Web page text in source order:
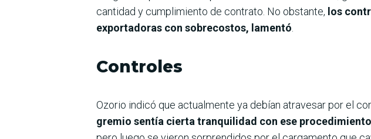
cantidad y cumplimiento de contrato. No obstante, los
exportadoras con sobrecostos, lamentó
Controles
Ozorio indicó que actualmente ya debían atravesar por el
gremio sentía cierta tranquilidad con ese